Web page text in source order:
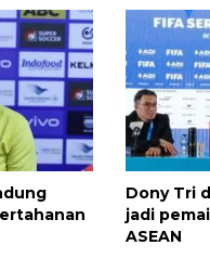
Dony Tri
jadi
ASEAN